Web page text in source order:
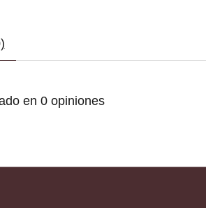
en 0 opiniones